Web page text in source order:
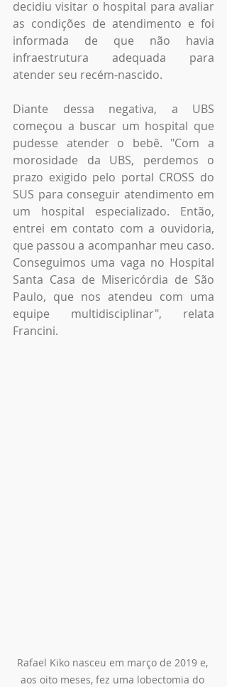
decidiu visitar o hospital para avaliar
as condições de atendimento e foi
informada de que não havia
infraestrutura adequada para
atender seu recém-nascido.
Diante dessa negativa, a UBS
começou a buscar um hospital que
pudesse atender o bebê. "Com a
morosidade da UBS, perdemos o
prazo exigido pelo portal CROSS do
SUS para conseguir atendimento em
um hospital especializado. Então,
entrei em contato com a ouvidoria,
que passou a acompanhar meu caso.
Conseguimos uma vaga no Hospital
Santa Casa de Misericórdia de São
Paulo, que nos atendeu com uma
equipe multidisciplinar", relata
Francini.
Rafael Kiko nasceu em março de 2019 e,
aos oito meses, fez uma lobectomia do